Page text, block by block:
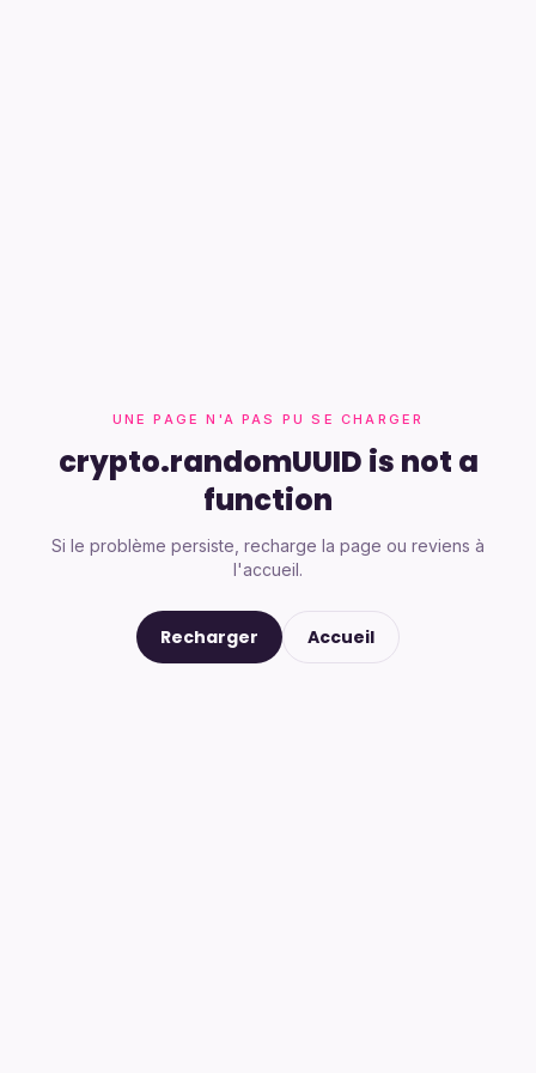
UNE PAGE N'A PAS PU SE CHARGER
crypto.randomUUID is not a
function
Si le problème persiste, recharge la page ou reviens à
l'accueil.
Recharger Accueil